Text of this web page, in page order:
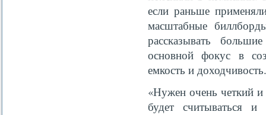
если раньше
масштабные
рассказывать
основной фокус в
емкость и доходчивость.
«Нужен очень четкий
будет считываться